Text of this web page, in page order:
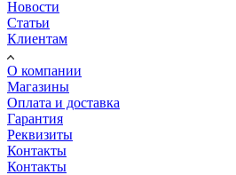
Новости
Статьи
Клиентам
О компании
Магазины
Оплата и доставка
Гарантия
Реквизиты
Контакты
Контакты